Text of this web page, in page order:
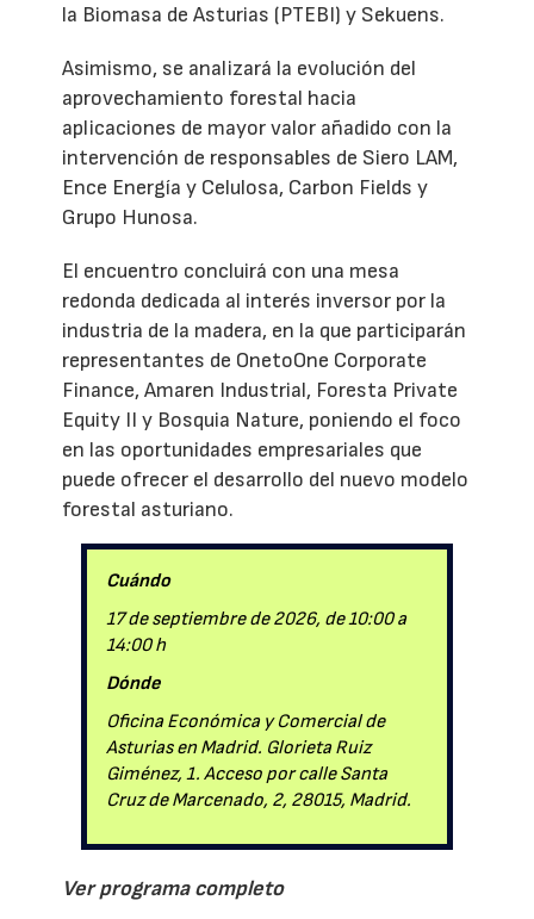
la Biomasa de Asturias (PTEBI) y Sekuens.
Asimismo, se analizará la evolución del
aprovechamiento forestal hacia
aplicaciones de mayor valor añadido con la
intervención de responsables de Siero LAM,
Ence Energía y Celulosa, Carbon Fields y
Grupo Hunosa.
El encuentro concluirá con una mesa
redonda dedicada al interés inversor por la
industria de la madera, en la que participarán
representantes de OnetoOne Corporate
Finance, Amaren Industrial, Foresta Private
Equity II y Bosquia Nature, poniendo el foco
en las oportunidades empresariales que
puede ofrecer el desarrollo del nuevo modelo
forestal asturiano.
Cuándo
17 de septiembre de 2026, de 10:00 a
14:00 h
Dónde
Oficina Económica y Comercial de
Asturias en Madrid. Glorieta Ruiz
Giménez, 1. Acceso por calle Santa
Cruz de Marcenado, 2, 28015, Madrid.
Ver programa completo